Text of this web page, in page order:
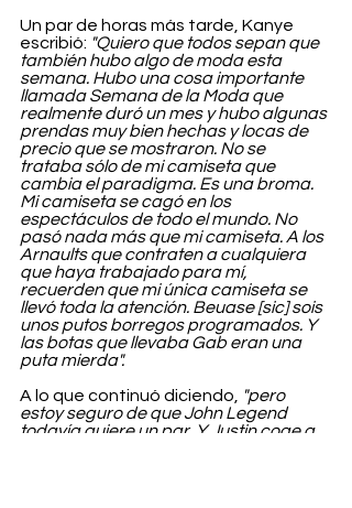
Un par de horas más tarde, Kanye
escribió: "Quiero que todos sepan que
también hubo algo de moda esta
semana. Hubo una cosa importante
llamada Semana de la Moda que
realmente duró un mes y hubo algunas
prendas muy bien hechas y locas de
precio que se mostraron. No se
trataba sólo de mi camiseta que
cambia el paradigma. Es una broma.
Mi camiseta se cagó en los
espectáculos de todo el mundo. No
pasó nada más que mi camiseta. A los
Arnaults que contraten a cualquiera
que haya trabajado para mí,
recuerden que mi única camiseta se
llevó toda la atención. Beuase [sic] sois
unos putos borregos programados. Y
las botas que llevaba Gab eran una
puta mierda".
A lo que continuó diciendo,
"pero
estoy seguro de que John Legend
todavía quiere un par. Y Justin coge a